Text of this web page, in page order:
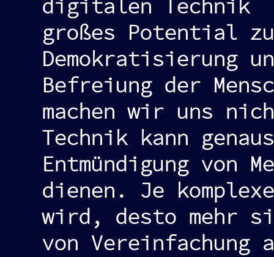
digitalen Technik
großes Potential
Demokratisierung
Befreiung der
machen wir uns
Technik kann
Entmündigung von
dienen. Je
wird, desto mehr
von Vereinfachung